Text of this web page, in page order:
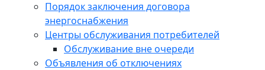
Порядок заключения договора
энергоснабжения
Центры обслуживания потребителей
Обслуживание вне очереди
Объявления об отключениях